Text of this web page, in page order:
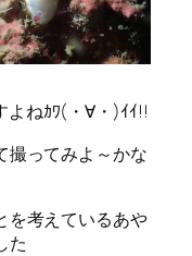
よねｶﾜ(・∀・)ｲｲ!!
撮ってみよ～かな
を考えているあや
た